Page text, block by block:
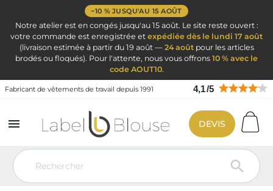
−10 % JUSQU'AU 15 AOÛT
Notre atelier est en congés jusqu'au 15 août. Le site reste ouvert :
votre commande est enregistrée et expédiée dès le lundi 17 août
(livraison estimée à partir du 19 août — 24 aoûtpour les articles
brodés ou floqués). Pour l'attente, nous vous offrons 10 % avec le
code AOUT10.
Fabricant de vêtements de travail depuis 1991 4,1/5


DEVIS
Vêtement de travail
Ciseaux infirmière pince Kocher et accessoires
CADUCÉE MÉDICAL POUR INFIRMIÈRE,
INFIRMIER, MÉDECIN ET PROFESSIONS